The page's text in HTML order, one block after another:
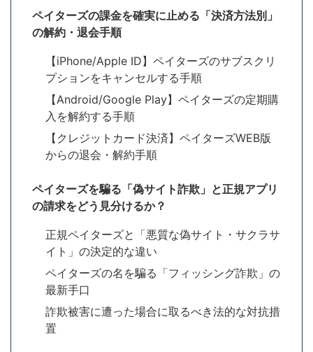
ペイターズの課金を確実に止める「決済方法別」
の解約・退会手順
【iPhone/Apple ID】ペイターズのサブスクリ
プションをキャンセルする手順
【Android/Google Play】ペイターズの定期購
入を解約する手順
【クレジットカード決済】ペイターズWEB版
からの退会・解約手順
ペイターズを騙る「偽サイト詐欺」と正規アプリ
の請求をどう見分けるか？
正規ペイターズと「悪質な偽サイト・サクラサ
イト」の決定的な違い
ペイターズの名を騙る「フィッシング詐欺」の
最新手口
詐欺被害に遭った場合に取るべき法的な対抗措
置